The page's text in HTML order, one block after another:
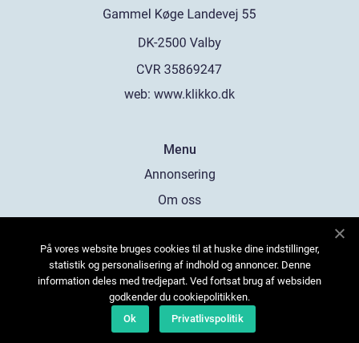
web: www.klikko.dk
Menu
Annonsering
Om oss
Kontakta oss
Sitemap
På vores website bruges cookies til at huske dine indstillinger,
statistik og personalisering af indhold og annoncer. Denne
information deles med tredjepart. Ved fortsat brug af websiden
godkender du cookiepolitikken.
Ok
Privatlivspolitik